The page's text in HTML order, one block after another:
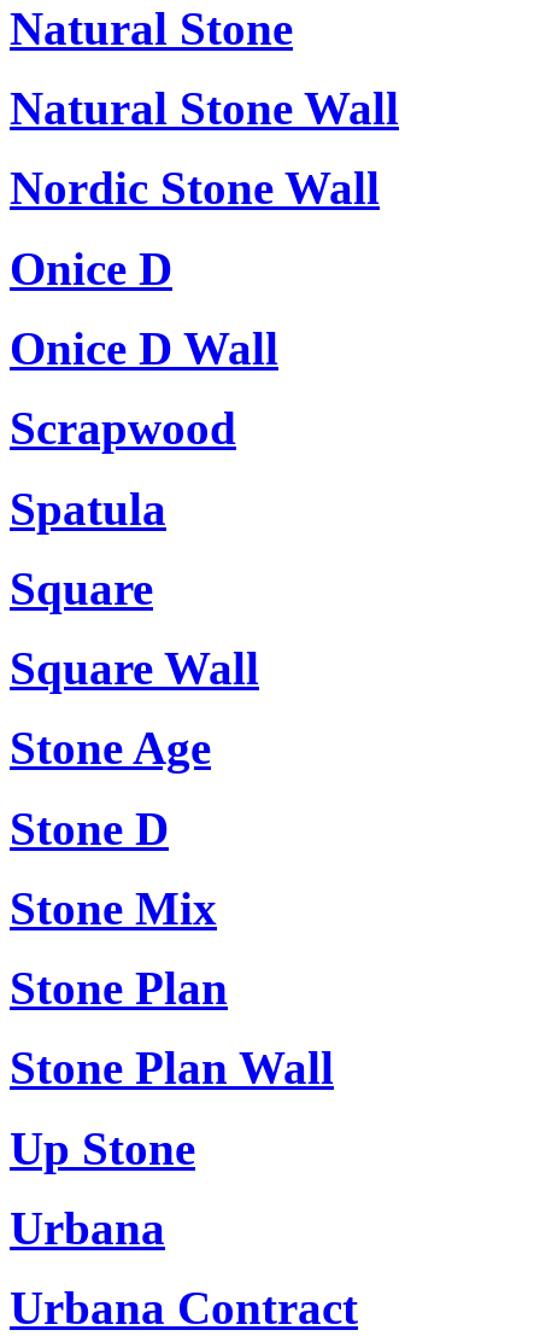
Natural Stone
Natural Stone Wall
Nordic Stone Wall
Onice D
Onice D Wall
Scrapwood
Spatula
Square
Square Wall
Stone Age
Stone D
Stone Mix
Stone Plan
Stone Plan Wall
Up Stone
Urbana
Urbana Contract